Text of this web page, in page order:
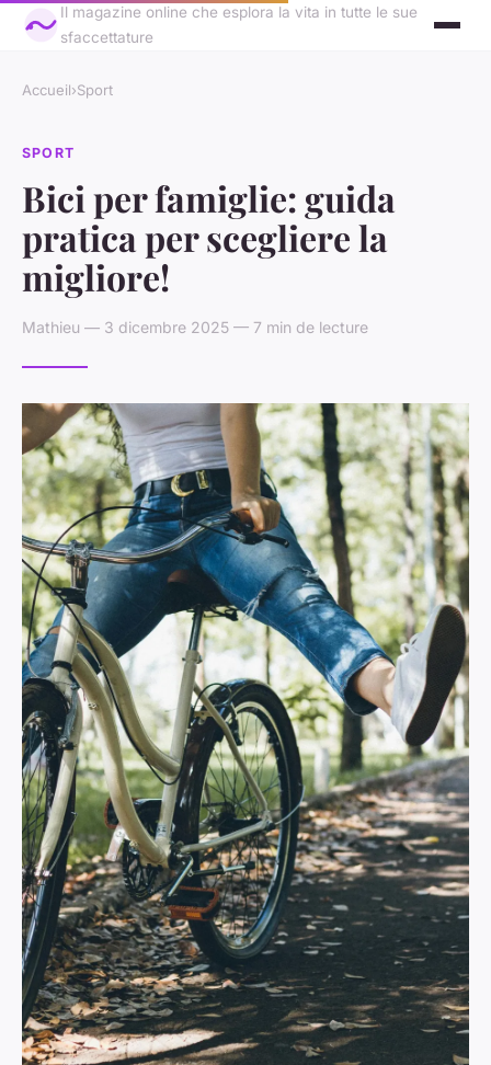
Il magazine online che esplora la vita in tutte le sue
sfaccettature
Accueil›Sport
SPORT
Bici per famiglie: guida
pratica per scegliere la
migliore!
Mathieu — 3 dicembre 2025 — 7 min de lecture